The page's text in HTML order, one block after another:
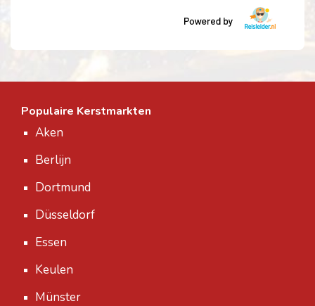
Populaire Kerstmarkten
Aken
Berlijn
Dortmund
Düsseldorf
Essen
Keulen
Münster